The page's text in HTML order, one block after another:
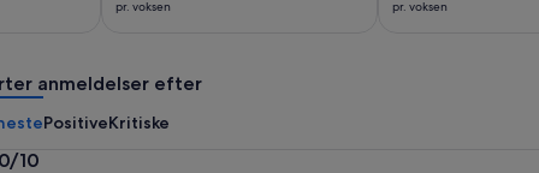
220 kr.
pr. voksen
647 kr.
pr. voksen
anmeldelser efter
PositiveKritiske
10